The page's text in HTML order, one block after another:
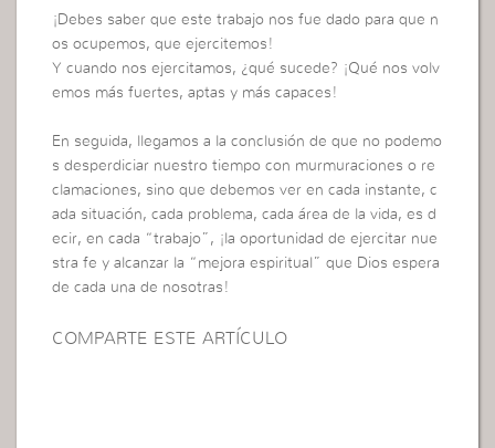
¡Debes saber que este trabajo nos fue dado para que n
os ocupemos, que ejercitemos!
Y cuando nos ejercitamos, ¿qué sucede? ¡Qué nos volv
emos más fuertes, aptas y más capaces!
En seguida, llegamos a la conclusión de que no podemo
s desperdiciar nuestro tiempo con murmuraciones o re
clamaciones, sino que debemos ver en cada instante, c
ada situación, cada problema, cada área de la vida, es d
ecir, en cada “trabajo”, ¡la oportunidad de ejercitar nue
stra fe y alcanzar la “mejora espiritual” que Dios espera
de cada una de nosotras!
COMPARTE ESTE ARTÍCULO